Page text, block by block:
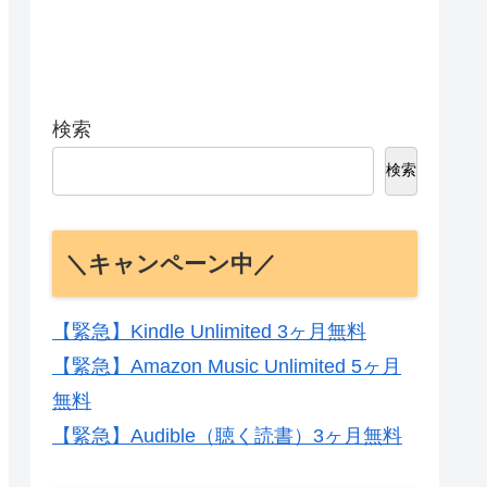
検索
検索
＼キャンペーン中／
【緊急】Kindle Unlimited 3ヶ月無料
【緊急】Amazon Music Unlimited 5ヶ月
無料
【緊急】Audible（聴く読書）3ヶ月無料